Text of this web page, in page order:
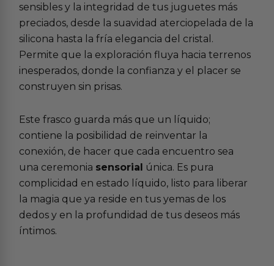
sensibles y la integridad de tus juguetes más
preciados, desde la suavidad aterciopelada de la
silicona hasta la fría elegancia del cristal .
Permite que la exploración fluya hacia terrenos
inesperados, donde la confianza y el placer se
construyen sin prisas.
Este frasco guarda más que un líquido;
contiene la posibilidad de reinventar la
conexión, de hacer que cada encuentro sea
una ceremonia sensorial única. Es pura
complicidad en estado líquido, listo para liberar
la magia que ya reside en tus yemas de los
dedos y en la profundidad de tus deseos más
íntimos.